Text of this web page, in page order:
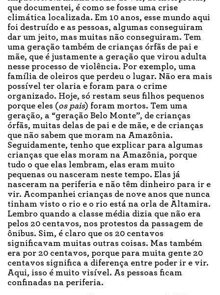
que documentei, é como se fosse uma crise
climática localizada. Em 10 anos, esse mundo aqui
foi destruído e as pessoas, algumas conseguiram
dar um jeito, mas muitas não conseguiram. Tem
uma geração também de crianças órfãs de pai e
mãe, que é justamente a geração que virou adulta
nesse processo de violência. Por exemplo, uma
família de oleiros que perdeu o lugar. Não era mais
possível ter olaria e foram para o crime
organizado. Hoje, só restam seus filhos pequenos
porque eles (os pais) foram mortos. Tem uma
geração, a “geração Belo Monte”, de crianças
órfãs, muitas delas de pai e de mãe, e de crianças
que não sabem que moram na Amazônia.
Seguidamente, tenho que explicar para algumas
crianças que elas moram na Amazônia, porque
tudo o que elas lembram, elas eram muito
pequenas ou nasceram neste tempo. Elas já
nasceram na periferia e não têm dinheiro para ir e
vir. Acompanhei crianças de nove anos que nunca
tinham visto o rio e o rio está na orla de Altamira.
Lembro quando a classe média dizia que não era
pelos 20 centavos, nos protestos da passagem de
ônibus. Sim, é claro que os 20 centavos
significavam muitas outras coisas. Mas também
era por 20 centavos, porque para muita gente 20
centavos significa a diferença entre poder ir e vir.
Aqui, isso é muito visível. As pessoas ficam
confinadas na periferia.